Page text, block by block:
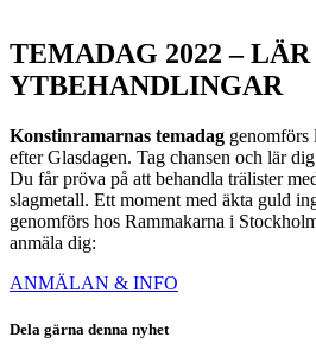
TEMADAG 2022 –
YTBEHANDLINGAR
Konstinramarnas temadag genomförs
efter Glasdagen. Tag chansen och lär
Du får pröva på att behandla trälister
slagmetall. Ett moment med äkta guld
genomförs hos Rammakarna i
anmäla dig:
ANMÄLAN & INFO
Dela gärna denna nyhet